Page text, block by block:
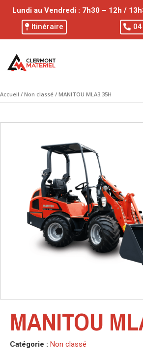
Lundi au Vendredi : 7h30 – 12h /
Itinéraire
Accueil / Non classé / MANITOU MLA3.35H
MANITOU
Catégorie : Non classé